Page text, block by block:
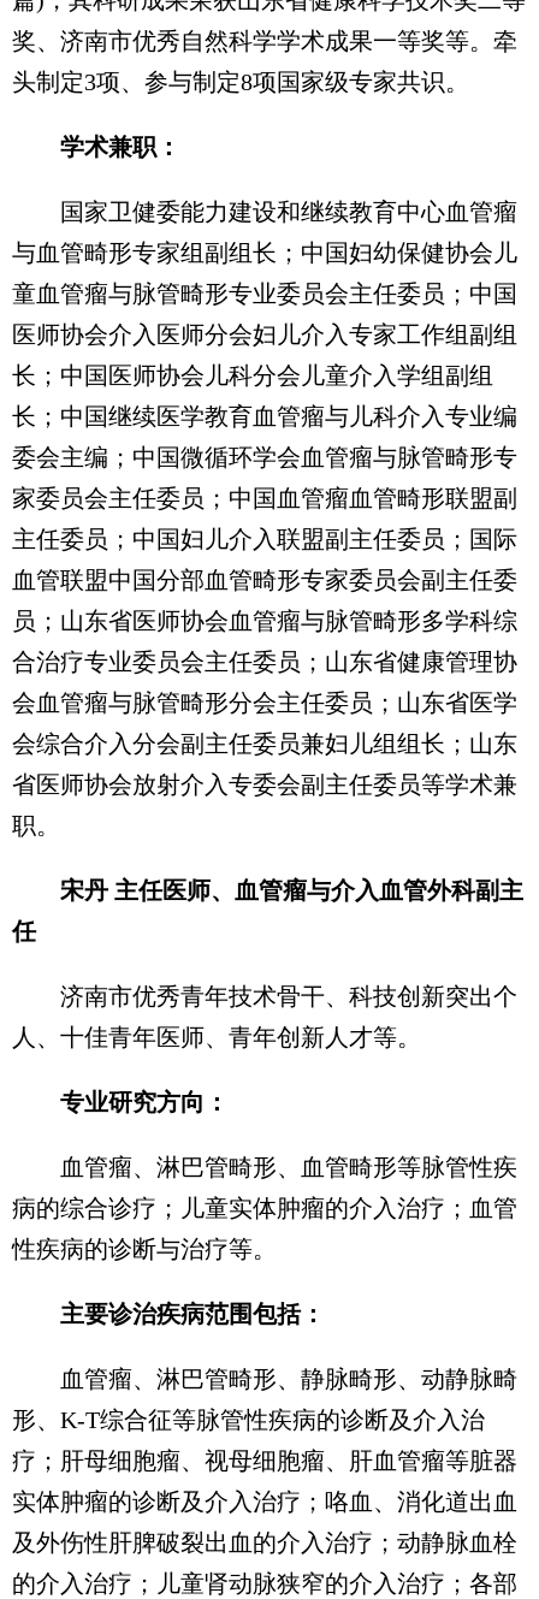
奖、济南市优秀自然科学学术成果一等奖等。牵
头制定3项、参与制定8项国家级专家共识。
学术兼职：
国家卫健委能力建设和继续教育中心血管瘤
与血管畸形专家组副组长；中国妇幼保健协会儿
童血管瘤与脉管畸形专业委员会主任委员；中国
医师协会介入医师分会妇儿介入专家工作组副组
长；中国医师协会儿科分会儿童介入学组副组
长；中国继续医学教育血管瘤与儿科介入专业编
委会主编；中国微循环学会血管瘤与脉管畸形专
家委员会主任委员；中国血管瘤血管畸形联盟副
主任委员；中国妇儿介入联盟副主任委员；国际
血管联盟中国分部血管畸形专家委员会副主任委
员；山东省医师协会血管瘤与脉管畸形多学科综
合治疗专业委员会主任委员；山东省健康管理协
会血管瘤与脉管畸形分会主任委员；山东省医学
会综合介入分会副主任委员兼妇儿组组长；山东
省医师协会放射介入专委会副主任委员等学术兼
职。
宋丹 主任医师、血管瘤与介入血管外科副主
任
济南市优秀青年技术骨干、科技创新突出个
人、十佳青年医师、青年创新人才等。
专业研究方向：
血管瘤、淋巴管畸形、血管畸形等脉管性疾
病的综合诊疗；儿童实体肿瘤的介入治疗；血管
性疾病的诊断与治疗等。
主要诊治疾病范围包括：
血管瘤、淋巴管畸形、静脉畸形、动静脉畸
形、K-T综合征等脉管性疾病的诊断及介入治
疗；肝母细胞瘤、视母细胞瘤、肝血管瘤等脏器
实体肿瘤的诊断及介入治疗；咯血、消化道出血
及外伤性肝脾破裂出血的介入治疗；动静脉血栓
的介入治疗；儿童肾动脉狭窄的介入治疗；各部